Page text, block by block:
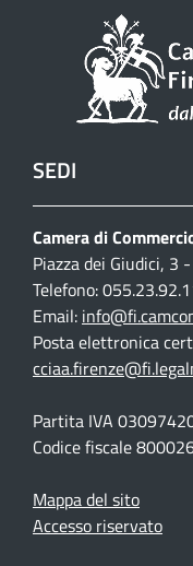
SEDI
Camera di
Piazza dei Giudici, 3
Telefono:
Email:
Posta elettronica
Partita IVA
Codice fiscale
Mappa del sito
Accesso riservato